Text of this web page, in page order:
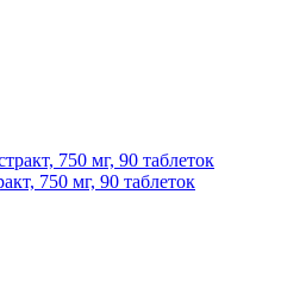
750 мг, 90 таблеток